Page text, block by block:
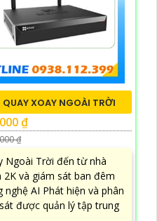
XOAY NGOÀI TRỜI
₫
₫
Ngoài Trời đến từ nhà
2K và giám sát ban đêm
AI Phát hiện và phân
được quản lý tập trung